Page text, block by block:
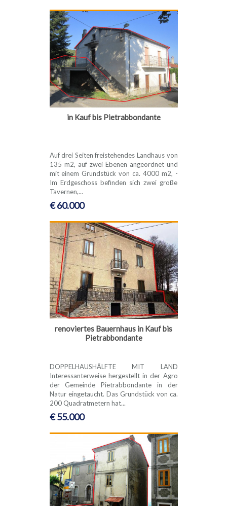
in Kauf bis Pietrabbondante
Auf drei Seiten freistehendes Landhaus von
135 m2, auf zwei Ebenen angeordnet und
mit einem Grundstück von ca. 4000 m2, -
Im Erdgeschoss befinden sich zwei große
Tavernen,...
€ 60.000
renoviertes Bauernhaus in Kauf bis
Pietrabbondante
DOPPELHAUSHÄLFTE MIT LAND
Interessanterweise hergestellt in der Agro
der Gemeinde Pietrabbondante in der
Natur eingetaucht. Das Grundstück von ca.
200 Quadratmetern hat...
€ 55.000